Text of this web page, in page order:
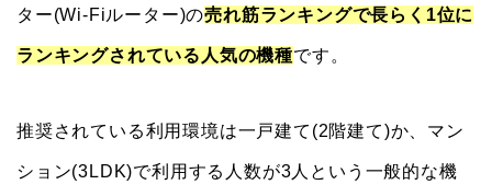
ター(Wi-Fiルーター)の売れ筋ランキングで長らく1位に
ランキングされている人気の機種です。
推奨されている利用環境は一戸建て(2階建て)か、マン
ション(3LDK)で利用する人数が3人という一般的な機